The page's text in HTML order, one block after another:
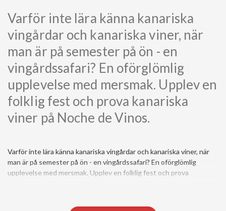
Varför inte lära känna kanariska
vingårdar och kanariska viner, när
man är på semester på ön - en
vingårdssafari? En oförglömlig
upplevelse med mersmak. Upplev en
folklig fest och prova kanariska
viner på Noche de Vinos.
Varför inte lära känna kanariska vingårdar och kanariska viner, när
man är på semester på ön - en vingårdssafari? En oförglömlig
upplevelse med mersmak. Upplev en folklig fest och prova
kanariska viner på Noche de Vinos. Institutionen Noche de Vinos.
Sedan 2014 har mer än fyrtio Noche de Vinos arrangerats på Gran
Canaria. Det handlar om en festlig vinmarknad, där öns vinbönder